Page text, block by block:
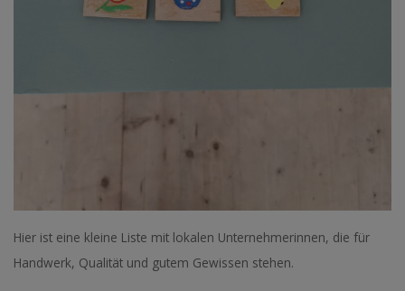
Hier ist eine kleine Liste mit lokalen Unternehmerinnen, die für
Handwerk, Qualität und gutem Gewissen stehen.